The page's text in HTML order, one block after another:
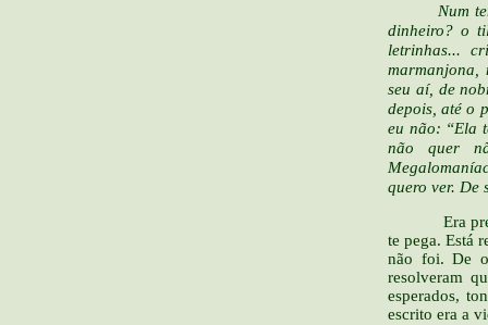
Num tem
dinheiro? o
letrinhas...
marmanjona,
seu aí, de
depois, até o
eu não: “Ela
não quer
quero ver. De
Era preciso
te pega. Está
não foi. De
resolveram
esperados,
escrito era a